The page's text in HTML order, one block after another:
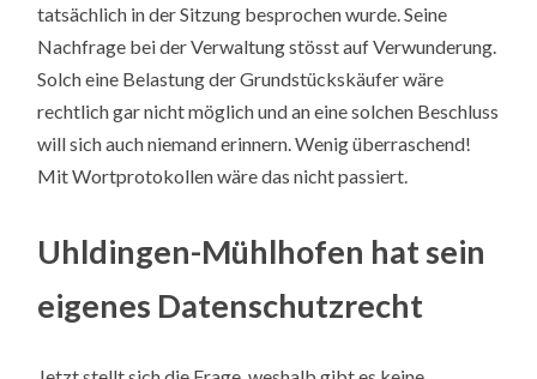
tatsächlich in der Sitzung besprochen wurde. Seine
Nachfrage bei der Verwaltung stösst auf Verwunderung.
Solch eine Belastung der Grundstückskäufer wäre
rechtlich gar nicht möglich und an eine solchen Beschluss
will sich auch niemand erinnern. Wenig überraschend!
Mit Wortprotokollen wäre das nicht passiert.
Uhldingen-Mühlhofen hat sein
eigenes Datenschutzrecht